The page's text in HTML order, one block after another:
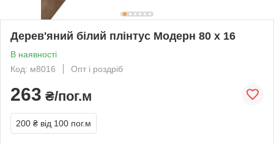
Дерев'яний білий плінтус Модерн 80 х 16
В наявності
Код: м8016
Опт і роздріб
263 ₴/пог.м
200 ₴ від 100 пог.м